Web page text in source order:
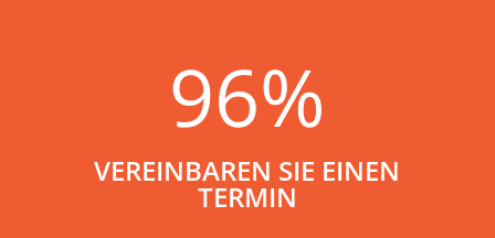
96%
VEREINBAREN SIE EINEN
TERMIN